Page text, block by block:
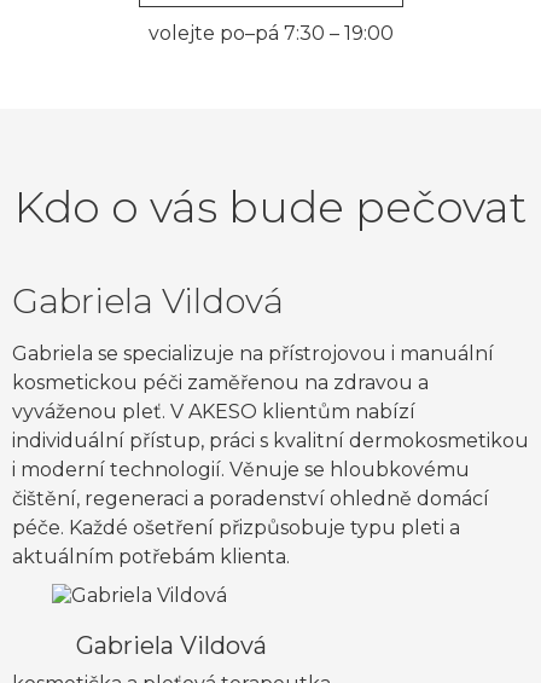
volejte po–pá 7:30 – 19:00
Kdo o vás bude pečovat
Gabriela Vildová
Gabriela Vildová
Gabriela se specializuje na přístrojovou i manuální
kosmetickou péči zaměřenou na zdravou a
vyváženou pleť. V AKESO klientům nabízí
individuální přístup, práci s kvalitní dermokosmetikou
i moderní technologií. Věnuje se hloubkovému
čištění, regeneraci a poradenství ohledně domácí
péče. Každé ošetření přizpůsobuje typu pleti a
aktuálním potřebám klienta.